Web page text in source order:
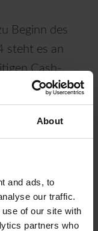
About
and ads, to
our traffic.
of our site with
partners who
Beginn des
steht es an
Cash-
(8,4 %),
der Dax
World-
der
seit
jetzt